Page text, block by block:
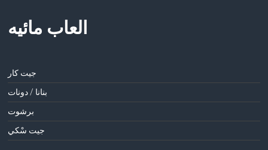
العاب مائيه
جيت كار
بنانا / دونات
برشوت
جيت سْكي